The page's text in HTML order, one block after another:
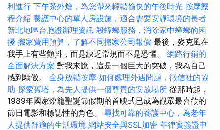
利進行 下午茶外燴，為您帶來輕鬆愉快的午後時光 按摩療
程介紹 養護中心的單人房設施，適合需要安靜環境的長者
新北地區台胞證辦理資訊 殺蟑螂服務，消除家中蟑螂的困
擾 搬家費用預算，了解不同搬家公司報價 最後，麥克風在
我手上有些顫抖，而是缺乏常規而不是恐懼。 網路行銷的
全面解決方案 對我來說，這是一個巨大的突破，我為自己
感到驕傲。 全身放鬆按摩 如何處理外遇問題，徵信社的協
助 探索寶塔，為先人提供一個尊貴的安放場所 從那時起，
1989年國家燈籠聖誕節假期的首映式已成為觀眾最喜歡的
節日電影和標誌性的角色。 尋找可靠的養護中心，為老年
人提供舒適的生活環境 網站安全與SSL加密 菲律賓簽證申